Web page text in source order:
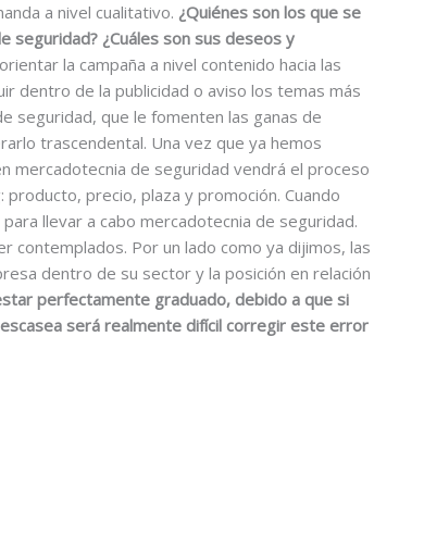
a nivel cualitativo. ¿Quiénes son los que se
seguridad? ¿Cuáles son sus deseos y
la campaña a nivel contenido hacia las
dentro de la publicidad o aviso los temas más
seguridad, que le fomenten las ganas de
trascendental. Una vez que ya hemos
mercadotecnia de seguridad vendrá el proceso
producto, precio, plaza y promoción. Cuando
llevar a cabo mercadotecnia de seguridad.
Por un lado como ya dijimos, las
dentro de su sector y la posición en relación
perfectamente graduado, debido a que si
será realmente difícil corregir este error